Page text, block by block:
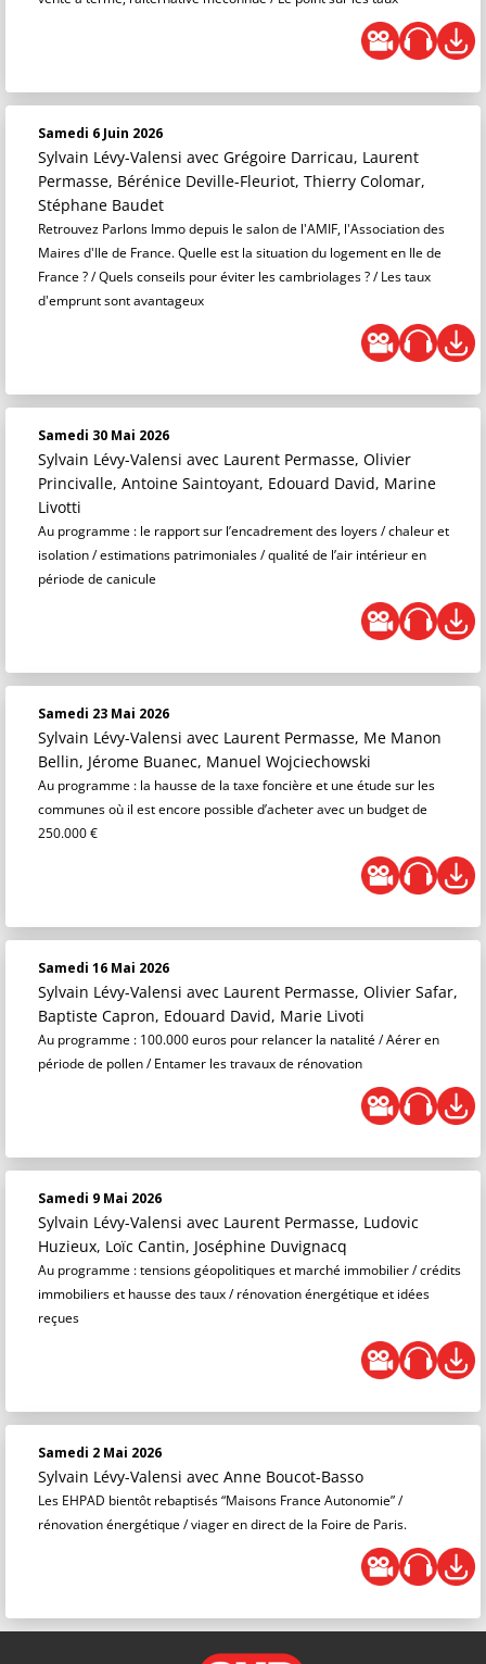
Samedi 6 Juin 2026
Sylvain Lévy-Valensi avec Grégoire Darricau, Laurent
Permasse, Bérénice Deville-Fleuriot, Thierry Colomar,
Stéphane Baudet
Retrouvez Parlons Immo depuis le salon de l'AMIF, l'Association des
Maires d'Ile de France. Quelle est la situation du logement en Ile de
France ? / Quels conseils pour éviter les cambriolages ? / Les taux
d'emprunt sont avantageux
Samedi 30 Mai 2026
Sylvain Lévy-Valensi avec Laurent Permasse, Olivier
Princivalle, Antoine Saintoyant, Edouard David, Marine
Livotti
Au programme : le rapport sur l’encadrement des loyers / chaleur et
isolation / estimations patrimoniales / qualité de l’air intérieur en
période de canicule
Samedi 23 Mai 2026
Sylvain Lévy-Valensi avec Laurent Permasse, Me Manon
Bellin, Jérome Buanec, Manuel Wojciechowski
Au programme : la hausse de la taxe foncière et une étude sur les
communes où il est encore possible d’acheter avec un budget de
250.000 €
Samedi 16 Mai 2026
Sylvain Lévy-Valensi avec Laurent Permasse, Olivier Safar,
Baptiste Capron, Edouard David, Marie Livoti
Au programme : 100.000 euros pour relancer la natalité / Aérer en
période de pollen / Entamer les travaux de rénovation
Samedi 9 Mai 2026
Sylvain Lévy-Valensi avec Laurent Permasse, Ludovic
Huzieux, Loïc Cantin, Joséphine Duvignacq
Au programme : tensions géopolitiques et marché immobilier / crédits
immobiliers et hausse des taux / rénovation énergétique et idées
reçues
Samedi 2 Mai 2026
Sylvain Lévy-Valensi avec Anne Boucot-Basso
Les EHPAD bientôt rebaptisés “Maisons France Autonomie” /
rénovation énergétique / viager en direct de la Foire de Paris.